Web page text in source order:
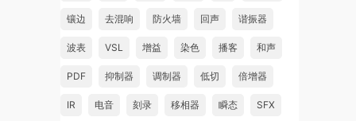
镶边 去混响 防火墙 回声 谐振器
波表 VSL 增益 染色 播客 和声
PDF 抑制器 调制器 低切 倍增器
IR 电音 刻录 移相器 瞬态 SFX